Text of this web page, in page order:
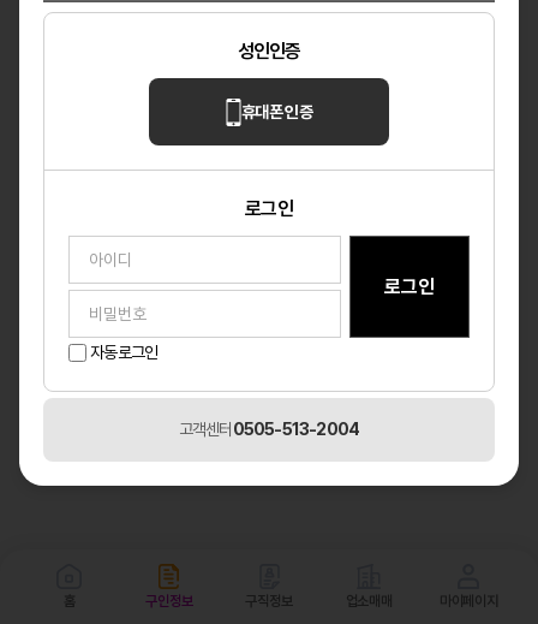
홈 구인정보 구직정보 업소매매 마이페이지
성인인증
휴대폰 인증
로그인
자동로그인
고객센터 0505-513-2004